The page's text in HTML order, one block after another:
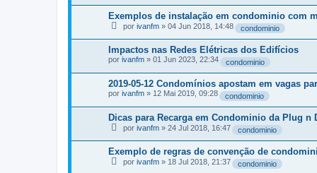
Exemplos de instalação em condominio com
por ivanfm » 04 Jun 2018, 14:48 condominio
Impactos nas Redes Elétricas dos Edifícios
por ivanfm » 01 Jun 2023, 22:34 condominio
2019-05-12 Condomínios apostam em vagas
por ivanfm » 12 Mai 2019, 09:28 condominio
Dicas para Recarga em Condominio da Plug n
por ivanfm » 24 Jul 2018, 16:47 condominio
Exemplo de regras de convenção de
por ivanfm » 18 Jul 2018, 21:37 condominio